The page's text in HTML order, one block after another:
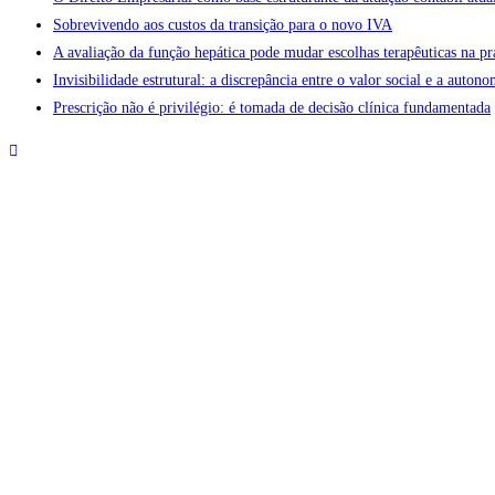
Sobrevivendo aos custos da transição para o novo IVA
A avaliação da função hepática pode mudar escolhas terapêuticas na
Invisibilidade estrutural: a discrepância entre o valor social e a
Prescrição não é privilégio: é tomada de decisão clínica fundamentada